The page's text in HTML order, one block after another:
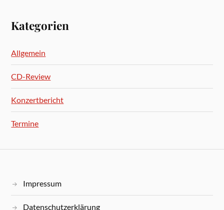
Kategorien
Allgemein
CD-Review
Konzertbericht
Termine
Impressum
Datenschutzerklärung